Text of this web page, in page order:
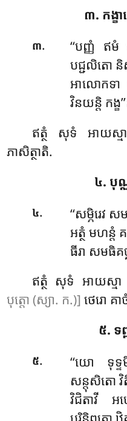
៣. កង្ខា
៣. ‘‘បញ្ញំ ឥមំ
បជ្ជលិតោ
អាលោកទា
វិនយន្តិ កង្ខ’’
ឥត្ថំ សុទំ អាយស្ម
ភាសិត្ថាតិ.
៤. បុណ្
៤.
‘‘សម្ភិរេវ
អត្ថំ មហន្
ធីរា សមធិគច្
ឥត្ថំ សុទំ អាយស្មា
បុត្តោ (ស្យា. ក.)] ថេរោ គ
៥. ទព្
៥. ‘‘យោ ទុទ្
សន្តុសិតោ វិ
វិជិតាវី